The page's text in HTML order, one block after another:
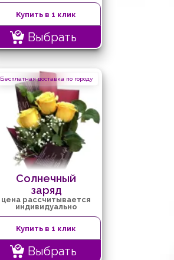
Купить в 1 клик
Выбрать
Бесплатная доставка по городу
Солнечный
заряд
цена рассчитывается
индивидуально
Купить в 1 клик
Выбрать